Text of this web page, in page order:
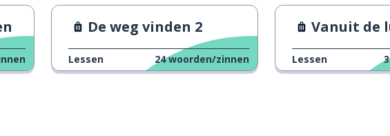
De weg vinden 2
Lessen 24 woorden/zinnen
Vanuit de
Lessen 3